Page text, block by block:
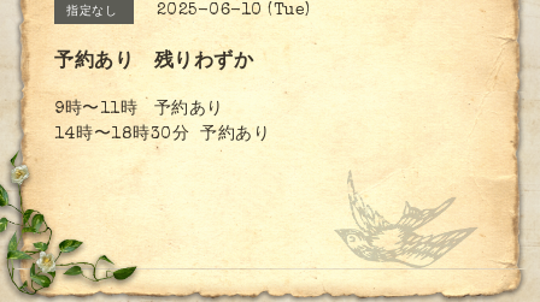
指定なし 2025-06-10 (Tue)
予約あり 残りわずか
9時〜11時 予約あり
14時〜18時30分 予約あり